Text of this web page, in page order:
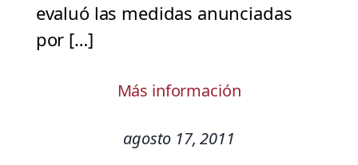
evaluó las medidas anunciadas
por […]
Más información
agosto 17, 2011